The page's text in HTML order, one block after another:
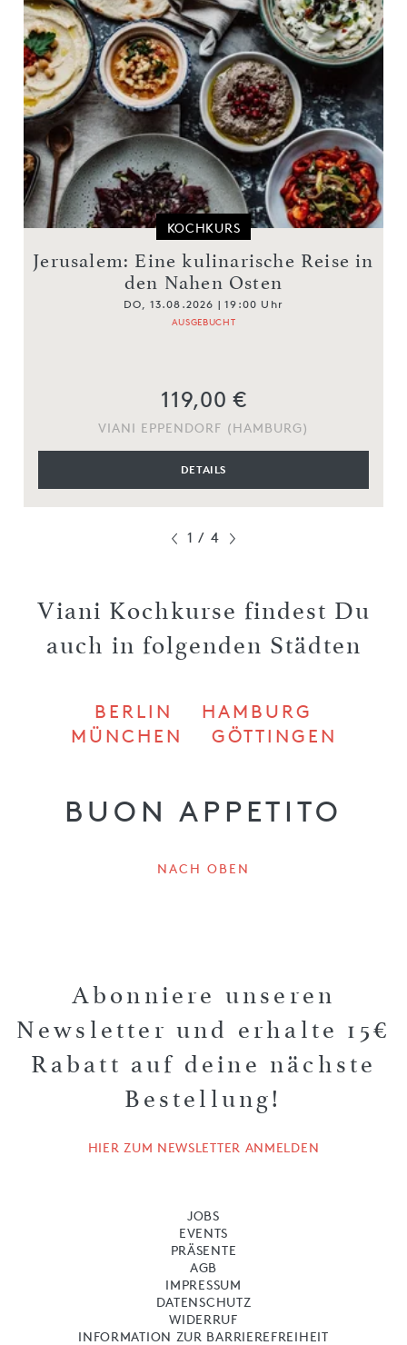
KOCHKURS
Jerusalem: Eine kulinarische Reise in
den Nahen Osten
DO, 13.08.2026 | 19:00 Uhr
AUSGEBUCHT
119,00 €
VIANI EPPENDORF (HAMBURG)
DETAILS
1 / 4
Viani Kochkurse findest Du
auch in folgenden Städten
BERLIN
HAMBURG
MÜNCHEN
GÖTTINGEN
BUON APPETITO
NACH OBEN
Abonniere unseren
Newsletter und erhalte 15€
Rabatt auf deine nächste
Bestellung!
HIER ZUM NEWSLETTER ANMELDEN
JOBS
EVENTS
PRÄSENTE
AGB
IMPRESSUM
DATENSCHUTZ
WIDERRUF
INFORMATION ZUR BARRIEREFREIHEIT